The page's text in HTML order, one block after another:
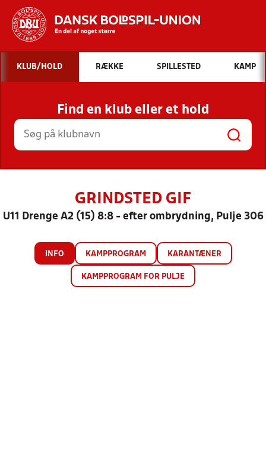
Hvad vil du søge efter?
INDHOLD OG NYHEDER
STILLINGER, RESULTATER, KLUBBER OG
HOLD
KLUB/HOLD RÆKKE SPILLESTED KAMP
Find en klub eller et hold
GRINDSTED GIF
U11 Drenge A2 (15) 8:8 - efter ombrydning, Pulje 306
INFO KAMPPROGRAM KARANTÆNER
KAMPPROGRAM FOR PULJE